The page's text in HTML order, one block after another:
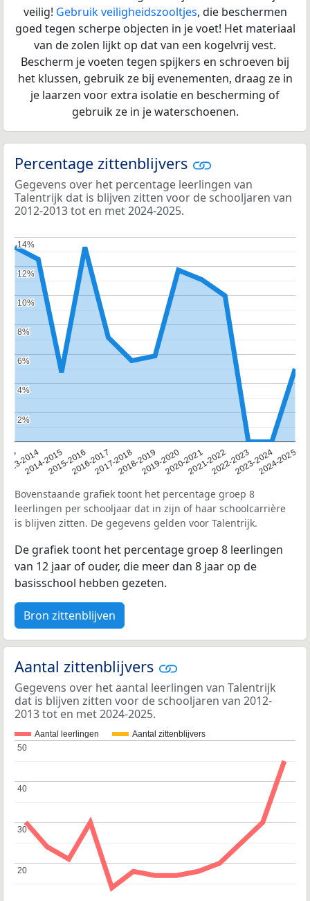
veilig! Gebruik veiligheidszooltjes, die beschermen
goed tegen scherpe objecten in je voet! Het materiaal
van de zolen lijkt op dat van een kogelvrij vest.
Bescherm je voeten tegen spijkers en schroeven bij
het klussen, gebruik ze bij evenementen, draag ze in
je laarzen voor extra isolatie en bescherming of
gebruik ze in je waterschoenen.
Percentage zittenblijvers
Gegevens over het percentage leerlingen van
Talentrijk dat is blijven zitten voor de schooljaren van
2012-2013 tot en met 2024-2025.
2013-20142014-20152015-20162016-20172017-20182018-20192019-20202020-20212021-20222022-20232023-20242024-2025
2%
2%
4%
4%
6%
6%
8%
8%
10%
10%
12%
12%
14%
14%
Bovenstaande grafiek toont het percentage groep 8
leerlingen per schooljaar dat in zijn of haar schoolcarrière
is blijven zitten. De gegevens gelden voor Talentrijk.
De grafiek toont het percentage groep 8 leerlingen
van 12 jaar of ouder, die meer dan 8 jaar op de
basisschool hebben gezeten.
Bron zittenblijven
Aantal zittenblijvers
Gegevens over het aantal leerlingen van Talentrijk
dat is blijven zitten voor de schooljaren van 2012-
2013 tot en met 2024-2025.
Aantal leerlingen Aantal zittenblijvers
20
20
30
30
40
40
50
50